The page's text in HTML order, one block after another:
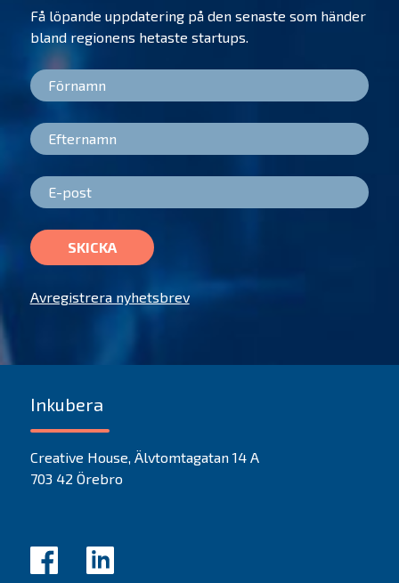
Få löpande uppdatering på den senaste som händer
bland regionens hetaste startups.
SKICKA
Avregistrera nyhetsbrev
Inkubera
Creative House, Älvtomtagatan 14 A
703 42 Örebro